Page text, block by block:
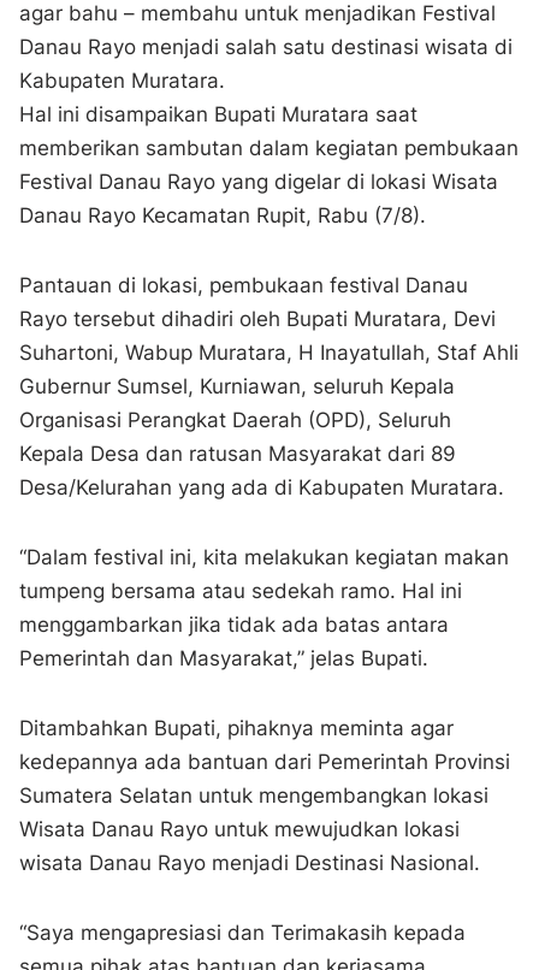
agar bahu – membahu untuk menjadikan Festival
Danau Rayo menjadi salah satu destinasi wisata di
Kabupaten Muratara.
Hal ini disampaikan Bupati Muratara saat
memberikan sambutan dalam kegiatan pembukaan
Festival Danau Rayo yang digelar di lokasi Wisata
Danau Rayo Kecamatan Rupit, Rabu (7/8).
Pantauan di lokasi, pembukaan festival Danau
Rayo tersebut dihadiri oleh Bupati Muratara, Devi
Suhartoni, Wabup Muratara, H Inayatullah, Staf Ahli
Gubernur Sumsel, Kurniawan, seluruh Kepala
Organisasi Perangkat Daerah (OPD), Seluruh
Kepala Desa dan ratusan Masyarakat dari 89
Desa/Kelurahan yang ada di Kabupaten Muratara.
“Dalam festival ini, kita melakukan kegiatan makan
tumpeng bersama atau sedekah ramo. Hal ini
menggambarkan jika tidak ada batas antara
Pemerintah dan Masyarakat,” jelas Bupati.
Ditambahkan Bupati, pihaknya meminta agar
kedepannya ada bantuan dari Pemerintah Provinsi
Sumatera Selatan untuk mengembangkan lokasi
Wisata Danau Rayo untuk mewujudkan lokasi
wisata Danau Rayo menjadi Destinasi Nasional.
“Saya mengapresiasi dan Terimakasih kepada